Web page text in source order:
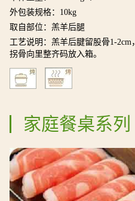
外包装规格：10kg
取自部位：羔羊后腿
工艺说明：羔羊后腱留股骨1-2cm
拐骨向里整齐码放入箱。
家庭餐桌系列